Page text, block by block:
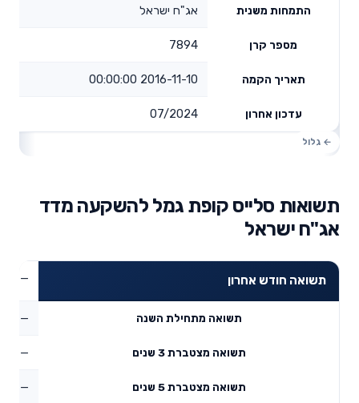
התמחות משנית אג"ח ישראל
מספר קרן 7894
תאריך הקמה 2016-11-10 00:00:00
עדכון אחרון 07/2024
תשואות סלייס קופת גמל להשקעה מדד
אג"ח ישראל
תשואה חודש אחרון —
תשואה מתחילת השנה —
תשואה מצטברת 3 שנים —
תשואה מצטברת 5 שנים —